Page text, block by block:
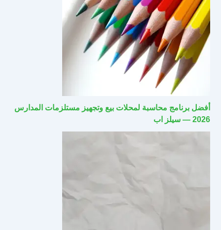
أفضل برنامج محاسبة لمحلات بيع وتجهيز مستلزمات المدارس
2026 — سيلز اب